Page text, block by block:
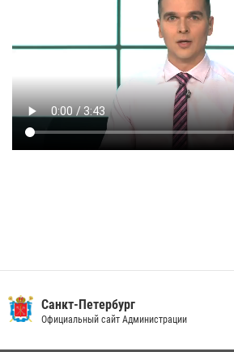
Санкт-Петербург
Официальный сайт Администрации